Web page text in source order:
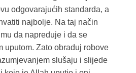
odgovarajućih standarda, a
najbolje. Na taj način
da napreduje i da se
uputom. Zato obraduj robove
slušaju i slijede